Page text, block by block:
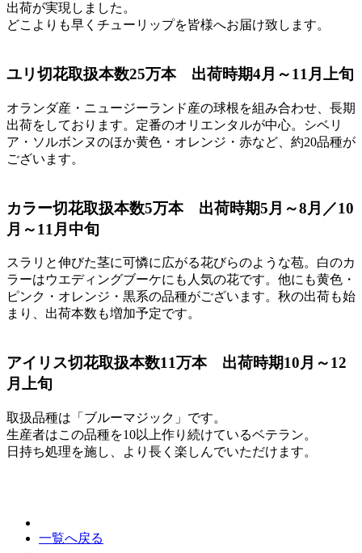
出荷が実現しました。
どこよりも早くチューリップを皆様へお届け致します。
ユリ切花取扱本数25万本 出荷時期4月～11月上旬
オランダ産・ニュージーランド産の球根を組み合わせ、長期
出荷をしております。定番のオリエンタルが中心。シベリ
ア・ソルボンヌのほか黄色・オレンジ・赤など、約20品種が
ございます。
カラー切花取扱本数5万本 出荷時期5月～8月／10
月～11月中旬
スラリと伸びた茎に可憐に広がる花びらのような苞。白のカ
ラーはウエディングブーケにも人気の花です。他にも黄色・
ピンク・オレンジ・黒系の品種がございます。秋の出荷も始
まり、出荷本数も増加予定です。
アイリス切花取扱本数11万本 出荷時期10月～12
月上旬
取扱品種は「ブルーマジック」です。
生産者はこの品種を10以上作り続けているベテラン。
日持ち処理を施し、より長く楽しんでいただけます。
一覧へ戻る